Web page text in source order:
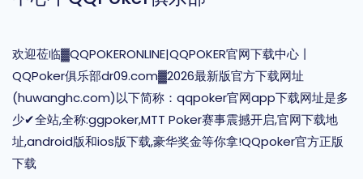
欢迎莅临▓QQPOKERONLINE|QQPOKER官网下载中心丨
QQPoker俱乐部dr09.com▓2026最新版官方下载网址
(huwanghc.com)以下简称：qqpoker官网app下载网址是多
少✔全站,全称:ggpoker,MTT Poker赛事震撼开启,官网下载地
址,android版和ios版下载,豪华奖金等你拿!QQpoker官方正版
下载